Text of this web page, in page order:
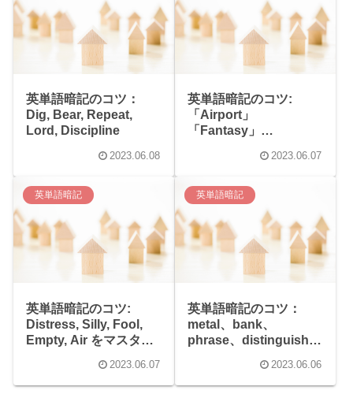
英単語暗記のコツ：
Dig, Bear, Repeat,
Lord, Discipline
2023.06.08
英単語暗記のコツ:
「Airport」
「Fantasy」
「Romantic」の覚え方
2023.06.07
英単語暗記
英単語暗記のコツ:
Distress, Silly, Fool,
Empty, Air をマスター
2023.06.07
英単語暗記
英単語暗記のコツ：
metal、bank、
phrase、distinguish、
2023.06.06